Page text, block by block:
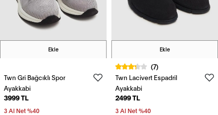
Ekle
Twn Gri Bağcıklı Spor
Ayakkabi
3999 TL
3 Al Net %40
Ekle
(7)
Twn Lacivert Espadril
Ayakkabi
2499 TL
3 Al Net %40